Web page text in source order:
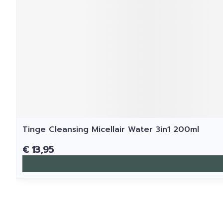
Tinge Cleansing Micellair Water 3in1 200ml
€ 13,95